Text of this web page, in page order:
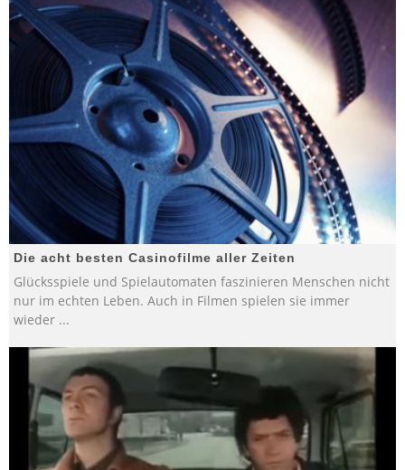
Die acht besten Casinofilme aller Zeiten
Glücksspiele und Spielautomaten faszinieren Menschen nicht
nur im echten Leben. Auch in Filmen spielen sie immer
wieder ...